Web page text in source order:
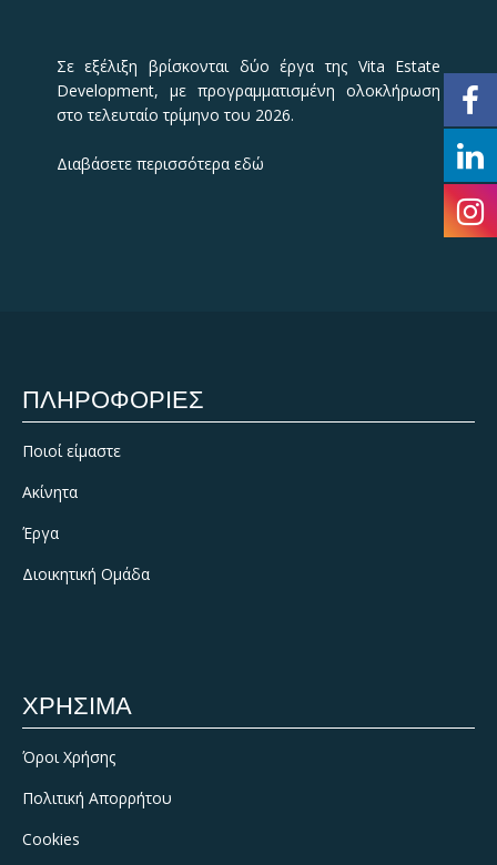
Σε εξέλιξη βρίσκονται δύο έργα της Vita Estate
Development, με προγραμματισμένη ολοκλήρωση
στο τελευταίο τρίμηνο του 2026.
Διαβάσετε περισσότερα εδώ
ΠΛΗΡΟΦΟΡΙΕΣ
Ποιοί είμαστε
Ακίνητα
Έργα
Διοικητική Ομάδα
ΧΡΗΣΙΜΑ
Όροι Χρήσης
Πολιτική Απορρήτου
Cookies